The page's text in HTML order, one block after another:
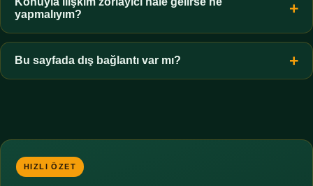
zorunluluktur.
yapmalıyım?
Zaman sınırı koyun, harcadığınız süreyi ölçün ve gerekirse
profesyonel destek alın. Türkiye'de ücretsiz danışma hatları
mevcuttur; yardım istemek güçlü bir adımdır.
Bu sayfada dış bağlantı var mı?
HIZLI ÖZET